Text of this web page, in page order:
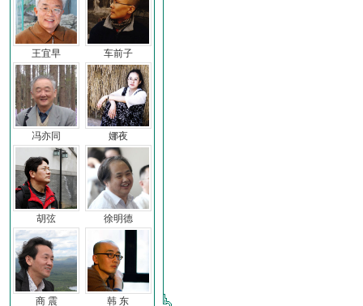
王宜早 车前子
冯亦同 娜夜
胡弦 徐明德
商 震 韩 东